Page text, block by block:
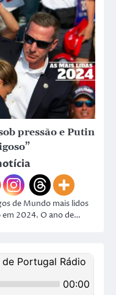
pressão e Putin
de Mundo mais lidos
2024. O ano de…